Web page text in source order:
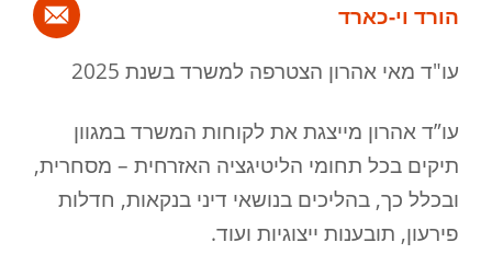
הורד וי-כארד
עו"ד מאי אהרון הצטרפה למשרד בשנת 2025
עו”ד אהרון מייצגת את לקוחות המשרד במגוון
תיקים בכל תחומי הליטיגציה האזרחית – מסחרית,
ובכלל כך, בהליכים בנושאי דיני בנקאות, חדלות
פירעון, תובענות ייצוגיות ועוד.